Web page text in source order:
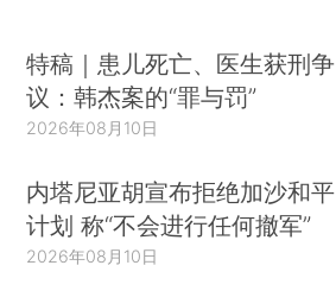
特稿｜患儿死亡、医生获刑争
议：韩杰案的“罪与罚”
2026年08月10日
内塔尼亚胡宣布拒绝加沙和平
计划 称“不会进行任何撤军”
2026年08月10日